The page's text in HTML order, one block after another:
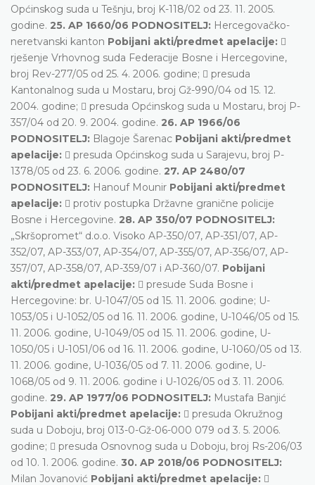
Općinskog suda u Tešnju, broj K-118/02 od 23. 11. 2005.
godine. 25. AP 1660/06 PODNOSITELJ: Hercegovačko-
neretvanski kanton Pobijani akti/predmet apelacije: 
rješenje Vrhovnog suda Federacije Bosne i Hercegovine,
broj Rev-277/05 od 25. 4. 2006. godine;  presuda
Kantonalnog suda u Mostaru, broj Gž-990/04 od 15. 12.
2004. godine;  presuda Općinskog suda u Mostaru, broj P-
357/04 od 20. 9. 2004. godine. 26. AP 1966/06
PODNOSITELJ: Blagoje Šarenac Pobijani akti/predmet
apelacije:  presuda Općinskog suda u Sarajevu, broj P-
1378/05 od 23. 6. 2006. godine. 27. AP 2480/07
PODNOSITELJ: Hanouf Mounir Pobijani akti/predmet
apelacije:  protiv postupka Državne granične policije
Bosne i Hercegovine. 28. AP 350/07 PODNOSITELJ:
„Skršopromet“ d.o.o. Visoko AP-350/07, AP-351/07, AP-
352/07, AP-353/07, AP-354/07, AP-355/07, AP-356/07, AP-
357/07, AP-358/07, AP-359/07 i AP-360/07. Pobijani
akti/predmet apelacije:  presude Suda Bosne i
Hercegovine: br. U-1047/05 od 15. 11. 2006. godine; U-
1053/05 i U-1052/05 od 16. 11. 2006. godine, U-1046/05 od 15.
11. 2006. godine, U-1049/05 od 15. 11. 2006. godine, U-
1050/05 i U-1051/06 od 16. 11. 2006. godine, U-1060/05 od 13.
11. 2006. godine, U-1036/05 od 7. 11. 2006. godine, U-
1068/05 od 9. 11. 2006. godine i U-1026/05 od 3. 11. 2006.
godine. 29. AP 1977/06 PODNOSITELJ: Mustafa Banjić
Pobijani akti/predmet apelacije:  presuda Okružnog
suda u Doboju, broj 013-0-Gž-06-000 079 od 3. 5. 2006.
godine;  presuda Osnovnog suda u Doboju, broj Rs-206/03
od 10. 1. 2006. godine. 30. AP 2018/06 PODNOSITELJ:
Milan Jovanović Pobijani akti/predmet apelacije: 